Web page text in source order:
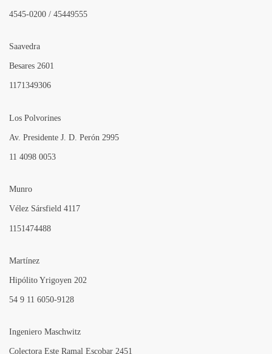
4545-0200 / 45449555
Saavedra
Besares 2601
1171349306
Los Polvorines
Av. Presidente J. D. Perón 2995
11 4098 0053
Munro
Vélez Sársfield 4117
1151474488
Martínez
Hipólito Yrigoyen 202
54 9 11 6050-9128
Ingeniero Maschwitz
Colectora Este Ramal Escobar 2451